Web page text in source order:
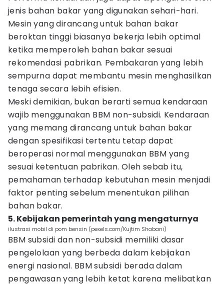
jenis bahan bakar yang digunakan sehari-hari.
Mesin yang dirancang untuk bahan bakar
beroktan tinggi biasanya bekerja lebih optimal
ketika memperoleh bahan bakar sesuai
rekomendasi pabrikan. Pembakaran yang lebih
sempurna dapat membantu mesin menghasilkan
tenaga secara lebih efisien.
Meski demikian, bukan berarti semua kendaraan
wajib menggunakan BBM non-subsidi. Kendaraan
yang memang dirancang untuk bahan bakar
dengan spesifikasi tertentu tetap dapat
beroperasi normal menggunakan BBM yang
sesuai ketentuan pabrikan. Oleh sebab itu,
pemahaman terhadap kebutuhan mesin menjadi
faktor penting sebelum menentukan pilihan
bahan bakar.
5. Kebijakan pemerintah yang mengaturnya
ilustrasi mobil di pom bensin (pexels.com/Kujtim Shabani)
BBM subsidi dan non-subsidi memiliki dasar
pengelolaan yang berbeda dalam kebijakan
energi nasional. BBM subsidi berada dalam
pengawasan yang lebih ketat karena melibatkan